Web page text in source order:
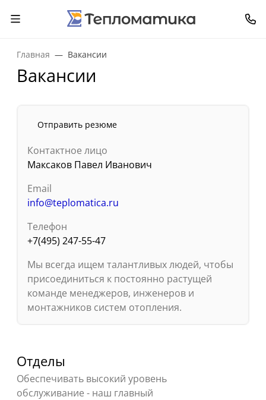
Главная Вакансии
Вакансии
Отправить резюме
Контактное лицо
Максаков Павел Иванович
Email
info@teplomatica.ru
Телефон
+7(495) 247-55-47
Мы всегда ищем талантливых людей, чтобы
присоединиться к постоянно растущей
команде менеджеров, инженеров и
монтажников систем отопления.
Отделы
Обеспечивать высокий уровень
обслуживание - наш главный